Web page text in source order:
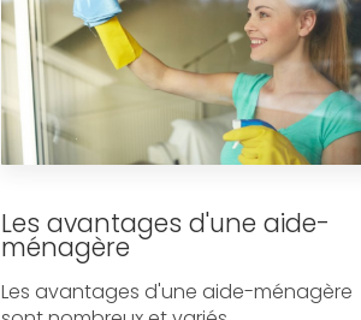
Les avantages d'une aide-
ménagère
Les avantages d'une aide-ménagère